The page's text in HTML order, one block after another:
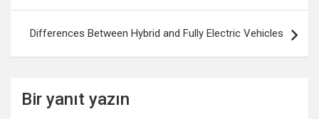
Differences Between Hybrid and Fully Electric Vehicles
Bir yanıt yazın